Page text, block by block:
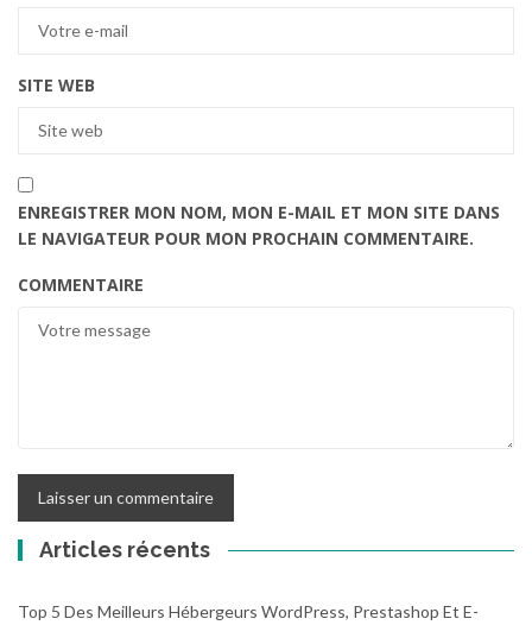
SITE WEB
ENREGISTRER MON NOM, MON E-MAIL ET MON SITE DANS
LE NAVIGATEUR POUR MON PROCHAIN COMMENTAIRE.
COMMENTAIRE
Articles récents
Top 5 Des Meilleurs Hébergeurs WordPress, Prestashop Et E-